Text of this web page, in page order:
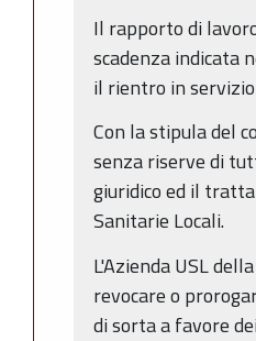
Il rapporto di
scadenza indicata
il rientro in
Con la stipula del
senza riserve di
giuridico ed il
Sanitarie Locali.
L'Azienda USL
revocare o
di sorta a favore